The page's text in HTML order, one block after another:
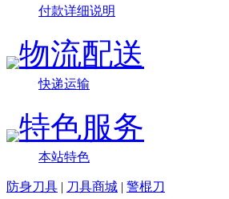
付款详细说明
物流配送
快递运输
特色服务
本站特色
防身刀具 | 刀具商城 | 警棍刀